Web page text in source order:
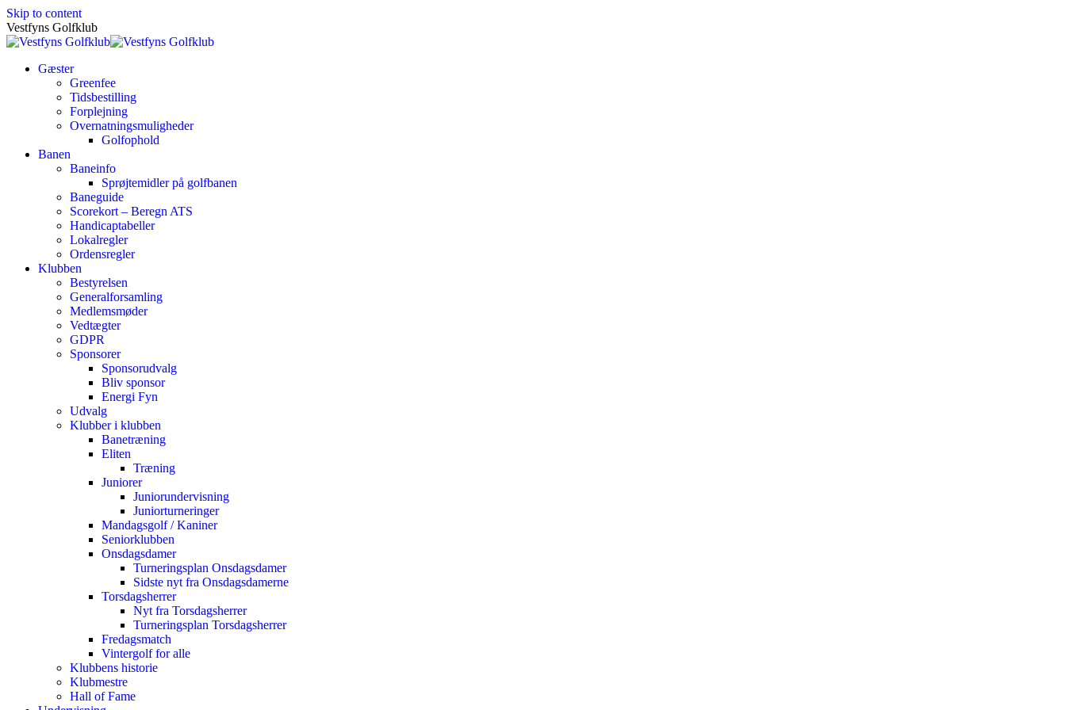
Skip to content
Vestfyns Golfklub
Gæster
Greenfee
Tidsbestilling
Forplejning
Overnatningsmuligheder
Golfophold
Banen
Baneinfo
Sprøjtemidler på golfbanen
Baneguide
Scorekort – Beregn ATS
Handicaptabeller
Lokalregler
Ordensregler
Klubben
Bestyrelsen
Generalforsamling
Medlemsmøder
Vedtægter
GDPR
Sponsorer
Sponsorudvalg
Bliv sponsor
Energi Fyn
Udvalg
Klubber i klubben
Banetræning
Eliten
Træning
Juniorer
Juniorundervisning
Juniorturneringer
Mandagsgolf / Kaniner
Seniorklubben
Onsdagsdamer
Turneringsplan Onsdagsdamer
Sidste nyt fra Onsdagsdamerne
Torsdagsherrer
Nyt fra Torsdagsherrer
Turneringsplan Torsdagsherrer
Fredagsmatch
Vintergolf for alle
Klubbens historie
Klubmestre
Hall of Fame